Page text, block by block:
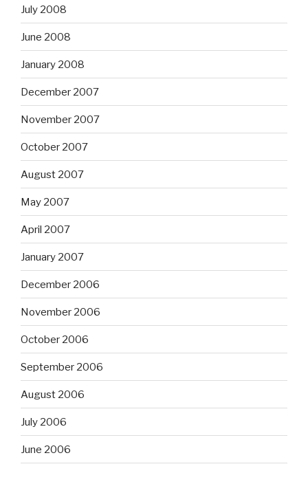
July 2008
June 2008
January 2008
December 2007
November 2007
October 2007
August 2007
May 2007
April 2007
January 2007
December 2006
November 2006
October 2006
September 2006
August 2006
July 2006
June 2006